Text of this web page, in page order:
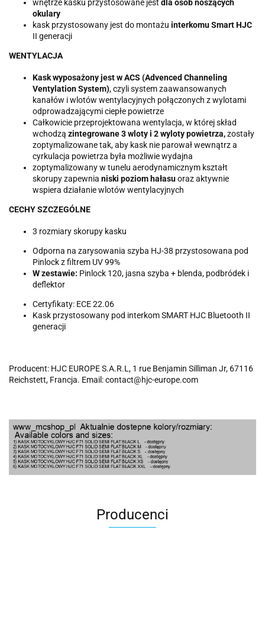
wnętrze kasku przystosowane jest dla osób noszących
okulary
kask przystosowany jest do montażu interkomu Smart HJC
II generacji
WENTYLACJA
Kask wyposażony jest w ACS (Advenced Channeling
Ventylation System), czyli system zaawansowanych
kanałów i wlotów wentylacyjnych połączonych z wylotami
odprowadzającymi ciepłe powietrze
Całkowicie przeprojektowana wentylacja, w której skład
wchodzą zintegrowane 3 wloty i 2 wyloty powietrza,zostały
zoptymalizowane tak, aby kask nie parował wewnątrz a
cyrkulacja powietrza była możliwie wydajna
zoptymalizowany w tunelu aerodynamicznym kształt
skorupy zapewnia niski poziom hałasuoraz aktywnie
wspiera działanie wlotów wentylacyjnych
CECHY SZCZEGÓLNE
3 rozmiary skorupy kasku
Odporna na zarysowania szyba HJ-38 przystosowana pod
Pinlock z filtrem UV 99%
W zestawie: Pinlock 120, jasna szyba + blenda, podbródek i
deflektor
Certyfikaty: ECE 22.06
Kask przystosowany pod interkom SMART HJC Bluetooth II
generacji
Producent: HJC EUROPE S.A.R.L, 1 rue Benjamin Silliman Jr, 67116
Reichstett, Francja. Email: contact@hjc-europe.com
Producenci